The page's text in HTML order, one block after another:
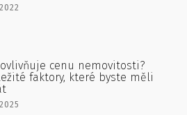
ovlivňuje cenu nemovitosti?
faktory, které byste měli